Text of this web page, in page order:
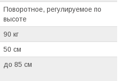
Поворотное, регулируемое по
высоте
90 кг
50 см
до 85 см